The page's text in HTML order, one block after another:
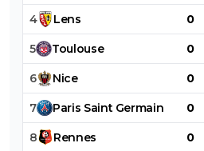
4 Lens 0
5 Toulouse 0
6 Nice 0
7 Paris Saint Germain 0
8 Rennes 0